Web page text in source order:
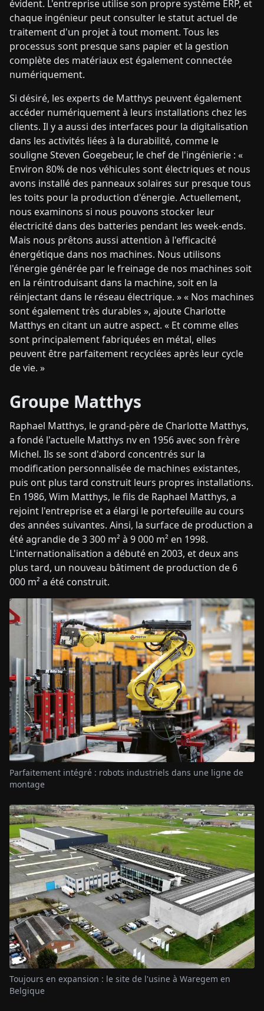
évident. L'entreprise utilise son propre système ERP, et
chaque ingénieur peut consulter le statut actuel de
traitement d'un projet à tout moment. Tous les
processus sont presque sans papier et la gestion
complète des matériaux est également connectée
numériquement.
Si désiré, les experts de Matthys peuvent également
accéder numériquement à leurs installations chez les
clients. Il y a aussi des interfaces pour la digitalisation
dans les activités liées à la durabilité, comme le
souligne Steven Goegebeur, le chef de l'ingénierie : «
Environ 80% de nos véhicules sont électriques et nous
avons installé des panneaux solaires sur presque tous
les toits pour la production d'énergie. Actuellement,
nous examinons si nous pouvons stocker leur
électricité dans des batteries pendant les week-ends.
Mais nous prêtons aussi attention à l'efficacité
énergétique dans nos machines. Nous utilisons
l'énergie générée par le freinage de nos machines soit
en la réintroduisant dans la machine, soit en la
réinjectant dans le réseau électrique. » « Nos machines
sont également très durables », ajoute Charlotte
Matthys en citant un autre aspect. « Et comme elles
sont principalement fabriquées en métal, elles
peuvent être parfaitement recyclées après leur cycle
de vie. »
Groupe Matthys
Raphael Matthys, le grand-père de Charlotte Matthys,
a fondé l'actuelle Matthys nv en 1956 avec son frère
Michel. Ils se sont d'abord concentrés sur la
modification personnalisée de machines existantes,
puis ont plus tard construit leurs propres installations.
En 1986, Wim Matthys, le fils de Raphael Matthys, a
rejoint l'entreprise et a élargi le portefeuille au cours
des années suivantes. Ainsi, la surface de production a
été agrandie de 3 300 m² à 9 000 m² en 1998.
L'internationalisation a débuté en 2003, et deux ans
plus tard, un nouveau bâtiment de production de 6
000 m² a été construit.
Parfaitement intégré : robots industriels dans une ligne de
montage
Toujours en expansion : le site de l'usine à Waregem en
Belgique